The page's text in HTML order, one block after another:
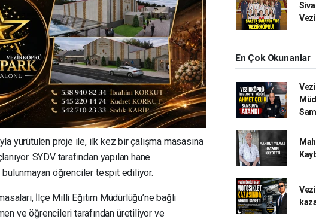
yürütülen proje ile, ilk kez bir çalışma masasına
SYDV tarafından yapılan hane
öğrenciler tespit ediliyor.
İlçe Milli Eğitim Müdürlüğü’ne bağlı
ve öğrencileri tarafından üretiliyor ve
En Çok Okunanlar